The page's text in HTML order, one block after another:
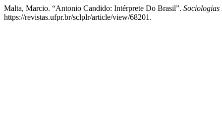
Malta, Marcio. “Antonio Candido: Intérprete Do Brasil”.
https://revistas.ufpr.br/sclplr/article/view/68201.